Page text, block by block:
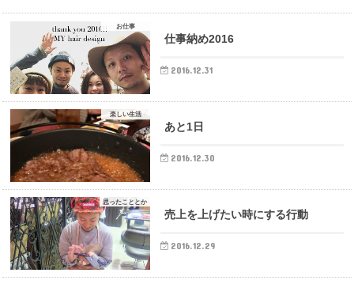
お仕事
仕事納め2016
2016.12.31
楽しい生活
あと1日
2016.12.30
思ったこととか
売上を上げたい時にする行動
2016.12.29